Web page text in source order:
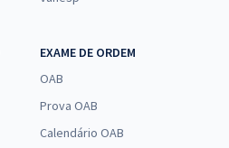
EXAME DE ORDEM
OAB
Prova OAB
Calendário OAB